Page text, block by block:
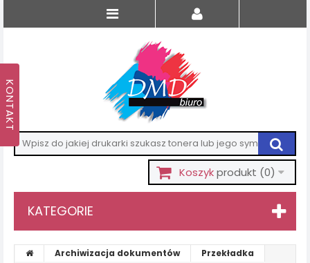
Koszykprodukt (0)
KATEGORIE
Archiwizacja dokumentów
Przekładka